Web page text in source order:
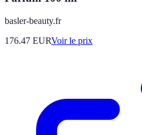
basler-beauty.fr
176.47 EURVoir le prix